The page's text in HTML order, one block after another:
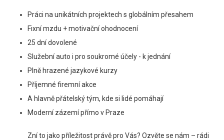
Práci na unikátních projektech s globálním přesahem
Fixní mzdu + motivační ohodnocení
25 dní dovolené
Služební auto i pro soukromé účely - k jednání
Plně hrazené jazykové kurzy
Příjemné firemní akce
A hlavně přátelský tým, kde si lidé pomáhají
Moderní zázemí přímo v Praze
Zní to jako příležitost právě pro Vás? Ozvěte se nám – rádi